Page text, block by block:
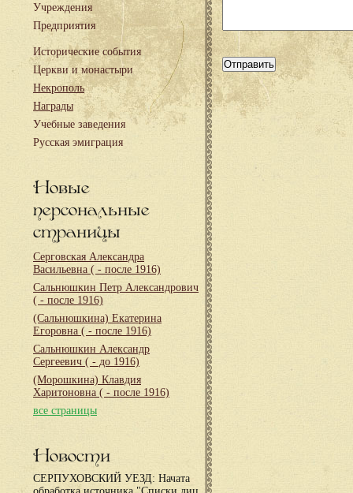
Учреждения
Предприятия
Исторические события
Церкви и монастыри
Некрополь
Награды
Учебные заведения
Русская эмиграция
Новые
персональные
страницы
Серговская Александра
Васильевна ( - после 1916)
Сальнюшкин Петр Александрович
( - после 1916)
(Сальнюшкина) Екатерина
Егоровна ( - после 1916)
Сальнюшкин Александр
Сергеевич ( - до 1916)
(Морошкина) Клавдия
Харитоновна ( - после 1916)
все страницы
Новости
СЕРПУХОВСКИЙ УЕЗД: Начата